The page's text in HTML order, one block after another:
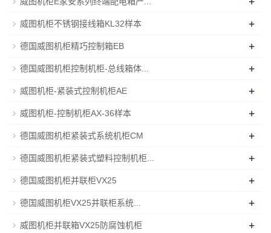
威图机柜不锈钢接线箱KL32样本 +
德国威图机柜精巧控制箱EB +
德国威图机柜控制机柜-总线箱体... +
威图机柜-紧装式控制机柜AE +
威图机柜-控制机柜AX-36样本 +
德国威图机柜紧装式系统机柜CM +
德国威图机柜紧装式塑料控制机柜... +
德国威图机柜并联柜VX25 +
德国威图机柜VX25并联柜系统... +
威图机柜并联箱VX25防腐蚀机柜 +